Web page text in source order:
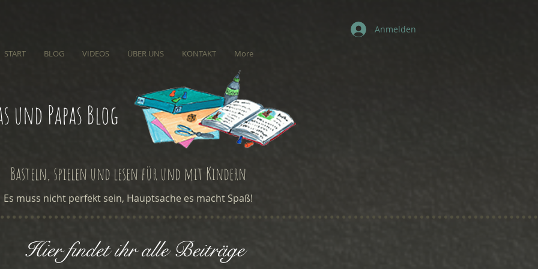
Anmelden
START BLOG VIDEOS ÜBER UNS KONTAKT More
und Papas Blog
Basteln, spielen und lesen für und mit Kindern
Es muss nicht perfekt sein, Hauptsache es macht Spaß!
Hier findet ihr alle Beiträge